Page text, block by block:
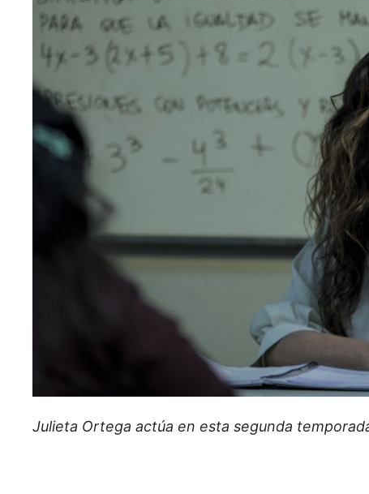
Julieta Ortega actúa en esta segunda